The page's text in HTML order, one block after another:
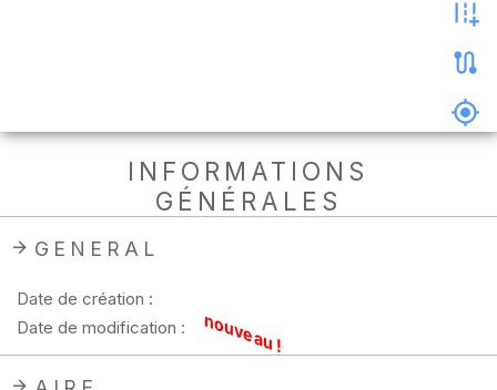
hors
ligne
INFORMATIONS
GÉNÉRALES
GENERAL
Date de création :
Date de modification :
nouveau !